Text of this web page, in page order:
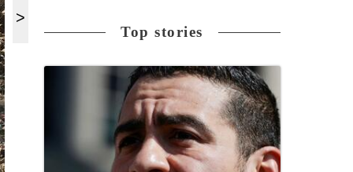
Top stories